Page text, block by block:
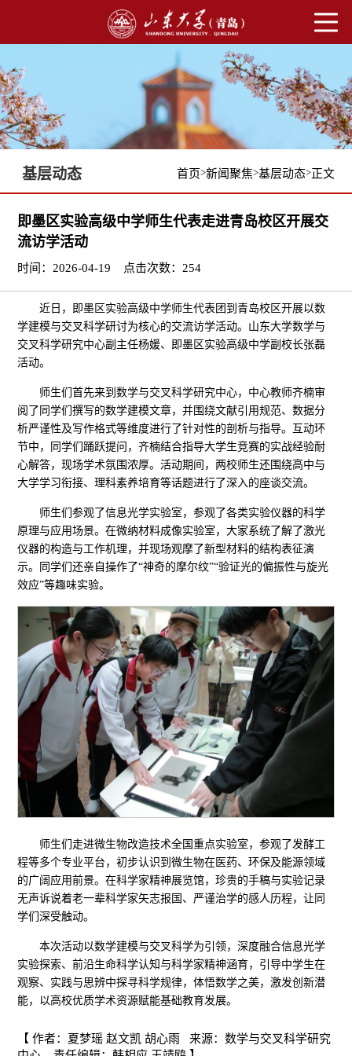
基层动态 首页>新闻聚焦>基层动态>正文
即墨区实验高级中学师生代表走进青岛校区开展交
流访学活动
时间：2026-04-19 点击次数：254
近日，即墨区实验高级中学师生代表团到青岛校区开展以数
学建模与交叉科学研讨为核心的交流访学活动。山东大学数学与
交叉科学研究中心副主任杨媛、即墨区实验高级中学副校长张磊
活动。
师生们首先来到数学与交叉科学研究中心，中心教师齐楠审
阅了同学们撰写的数学建模文章，并围绕文献引用规范、数据分
析严谨性及写作格式等维度进行了针对性的剖析与指导。互动环
节中，同学们踊跃提问，齐楠结合指导大学生竞赛的实战经验耐
心解答，现场学术氛围浓厚。活动期间，两校师生还围绕高中与
大学学习衔接、理科素养培育等话题进行了深入的座谈交流。
师生们参观了信息光学实验室，参观了各类实验仪器的科学
原理与应用场景。在微纳材料成像实验室，大家系统了解了激光
仪器的构造与工作机理，并现场观摩了新型材料的结构表征演
示。同学们还亲自操作了“神奇的摩尔纹”“验证光的偏振性与旋光
效应”等趣味实验。
师生们走进微生物改造技术全国重点实验室，参观了发酵工
程等多个专业平台，初步认识到微生物在医药、环保及能源领域
的广阔应用前景。在科学家精神展览馆，珍贵的手稿与实验记录
无声诉说着老一辈科学家矢志报国、严谨治学的感人历程，让同
学们深受触动。
本次活动以数学建模与交叉科学为引领，深度融合信息光学
实验探索、前沿生命科学认知与科学家精神涵育，引导中学生在
观察、实践与思辨中探寻科学规律，体悟数学之美，激发创新潜
能，以高校优质学术资源赋能基础教育发展。
【 作者：夏梦瑶 赵文凯 胡心雨 来源：数学与交叉科学研究